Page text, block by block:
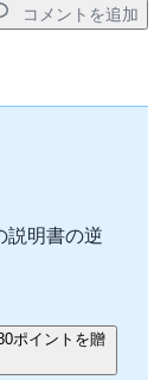
コメントを追加
説明書の逆